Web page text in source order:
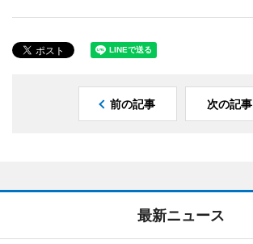
前の記事 次の記事
最新ニュース